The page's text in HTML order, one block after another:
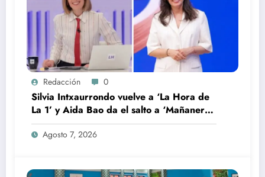
Redacción 0
Silvia Intxaurrondo vuelve a ‘La Hora de
La 1’ y Aida Bao da el salto a ‘Mañaneros
360’
Agosto 7, 2026